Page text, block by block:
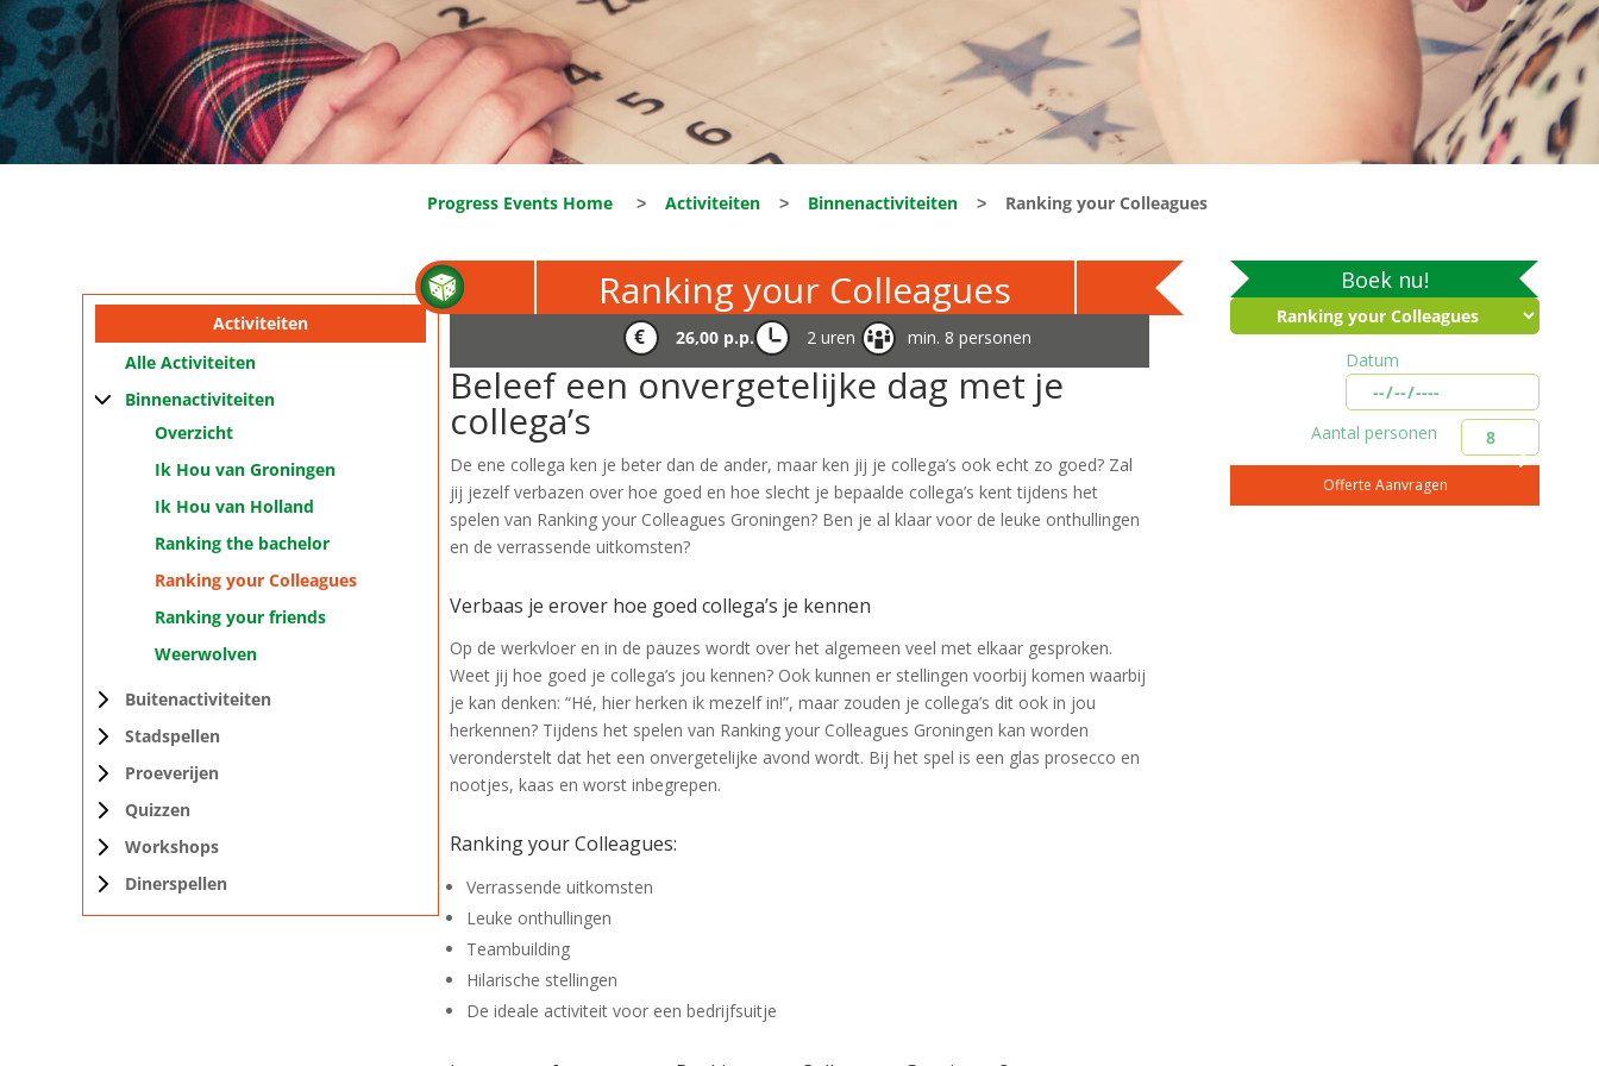
Progress Events Home ˃Activiteiten ˃ Binnenactiviteiten ˃ Ranking your Colleagues
Activiteiten
Alle Activiteiten
Binnenactiviteiten
Overzicht
Ik Hou van Groningen
Ik Hou van Holland
Ranking the bachelor
Ranking your Colleagues
Ranking your friends
Weerwolven
Buitenactiviteiten
Overzicht
Expeditie Robinson
Grachtenwandeling
Rondvaarten
Highland Games Groningen
Fietstocht
Stadspellen
Overzicht
Crazy 88 Groningen
Sex in the City Groningen
Wie is de Mol
Proeverijen
Overzicht
Bierproeverij Groningen
Whiskyproeverij Groningen
Quizzen
Overzicht
Triviant quiz Groningen
Workshops
Overzicht
Pokerworkshop Groningen
Dinerspellen
Overzicht
Ranking your Colleagues
26,00 p.p. 2 uren min. 8 personen
Beleef een onvergetelijke dag met je
collega’s
De ene collega ken je beter dan de ander, maar ken jij je collega’s ook echt zo goed? Zal
jij jezelf verbazen over hoe goed en hoe slecht je bepaalde collega’s kent tijdens het
spelen van Ranking your Colleagues Groningen? Ben je al klaar voor de leuke onthullingen
en de verrassende uitkomsten?
Verbaas je erover hoe goed collega’s je kennen
Op de werkvloer en in de pauzes wordt over het algemeen veel met elkaar gesproken.
Weet jij hoe goed je collega’s jou kennen? Ook kunnen er stellingen voorbij komen waarbij
je kan denken: “Hé, hier herken ik mezelf in!”, maar zouden je collega’s dit ook in jou
herkennen? Tijdens het spelen van Ranking your Colleagues Groningen kan worden
veronderstelt dat het een onvergetelijke avond wordt. Bij het spel is een glas prosecco en
nootjes, kaas en worst inbegrepen.
Ranking your Colleagues:
Verrassende uitkomsten
Leuke onthullingen
Teambuilding
Hilarische stellingen
De ideale activiteit voor een bedrijfsuitje
Boek nu!
Datum
Aantal personen